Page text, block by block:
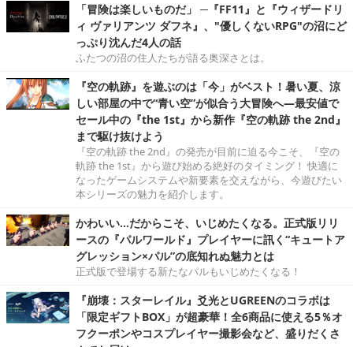
「冒険は楽しいものだ」 ─『FF11』と『ウィザードリ
ィ ヴァリアンツ ダフネ』、"優しくないRPG"の沼にど
っぷり沈んだ4人の話
ふたつの沼の住人たちが語る奥深さとは。
『空の軌跡』を遊ぶのは「今」がベスト！暑い夏、涼
しい部屋の中で“青い空”が似合う大冒険へ―最安値で
セール中の『the 1st』から新作『空の軌跡 the 2nd』
まで駆け抜けよう
『空の軌跡 the 2nd』の発売が目前に迫る今こそ、『空の
軌跡 the 1st』から遊び始める絶好のタイミング！ 快適に
なったゲームシステムや新要素を交えながら、今遊びたい
本シリーズの魅力を紹介します。
かわいい…だからこそ、いじめたくなる。正式版リリ
ースの『パルワールド』プレイヤーに訊く“キュートア
グレッション×パル”の底知れぬ魅力とは
正式版で登場する新たなパルもいじめたくなる！
『崩壊：スターレイル』爻光とUGREENのコラボは
「限定ギフトBOX」が超豪華！全6商品に使える5％オ
フクーポンやコスプレイヤー撮影会など、盛りだくさ